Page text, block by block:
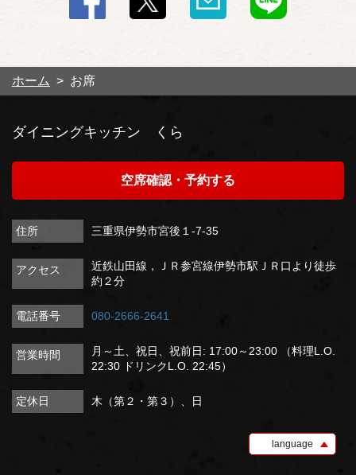
ホーム お席
ダイニングキッチン くら
空席確認・予約する
住所 三重県伊勢市宮後１-7-35
アクセス
近鉄山田線，ＪＲ参宮線伊勢市駅ＪＲ口より徒歩
約２分
電話番号 080-2666-2641
営業時間
月～土、祝日、祝前日: 17:00～23:00 （料理L.O.
22:30 ドリンクL.O. 22:45）
定休日 木（第２・第３）、日
language